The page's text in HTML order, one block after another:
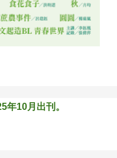
年10月出刊。